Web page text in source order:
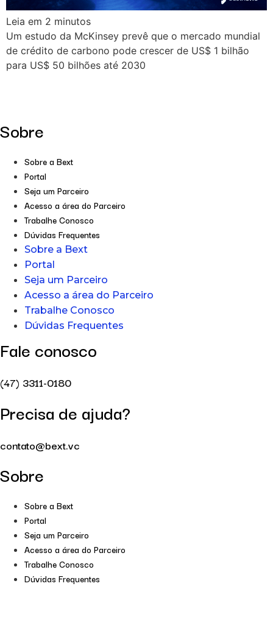
Leia em 2 minutos
Um estudo da McKinsey prevê que o mercado mundial
de crédito de carbono pode crescer de US$ 1 bilhão
para US$ 50 bilhões até 2030
Sobre
Sobre a Bext
Portal
Seja um Parceiro
Acesso a área do Parceiro
Trabalhe Conosco
Dúvidas Frequentes
Sobre a Bext
Portal
Seja um Parceiro
Acesso a área do Parceiro
Trabalhe Conosco
Dúvidas Frequentes
Fale conosco
(47) 3311-0180
Precisa de ajuda?
contato@bext.vc
Sobre
Sobre a Bext
Portal
Seja um Parceiro
Acesso a área do Parceiro
Trabalhe Conosco
Dúvidas Frequentes